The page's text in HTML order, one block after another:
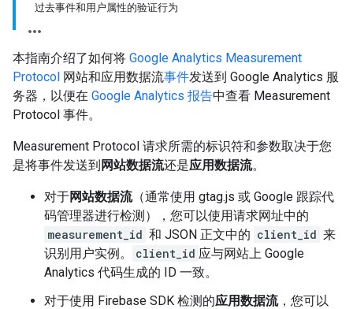
过去事件和用户属性的验证行为
本指南介绍了如何将 Google Analytics Measurement
Protocol 网站和应用数据流事件发送到 Google Analytics 服
务器，以便在 Google Analytics 报告中查看 Measurement
Protocol 事件。
Measurement Protocol 请求所需的标识符和参数取决于您
是将事件发送到 网站数据流还是应用数据流。
对于网站数据流（通常使用 gtag.js 或 Google 跟踪代
码管理器进行检测），您可以使用请求网址中的
measurement_id 和 JSON 正文中的 client_id 来
识别用户实例。
client_id 应与网站上 Google
Analytics 代码生成的 ID 一致。
对于使用 Firebase SDK 检测的应用数据流，您可以